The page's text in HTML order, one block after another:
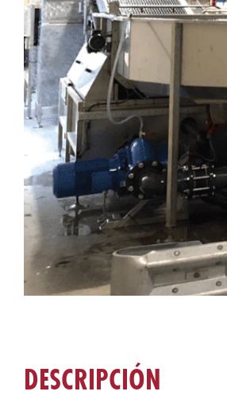
DESCRIPCIÓN